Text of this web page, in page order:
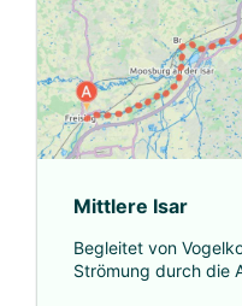
Mittlere Isar
Begleitet von
Strömung durch die